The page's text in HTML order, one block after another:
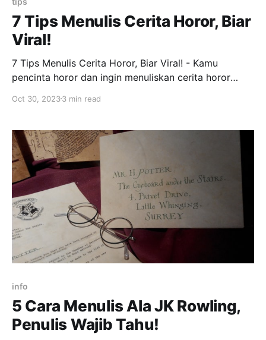
7 Tips Menulis Cerita Horor, Biar
Viral!
7 Tips Menulis Cerita Horor, Biar Viral! - Kamu
pencinta horor dan ingin menuliskan cerita horor
genre? Atau kamu ingin mempertajam kemampuanmu
horor itu bisa dipelajari kok! Namun, sebelum itu
kamu harus paham apa sih itu
Oct 30, 20233 min read
info
5 Cara Menulis Ala JK Rowling,
Penulis Wajib Tahu!